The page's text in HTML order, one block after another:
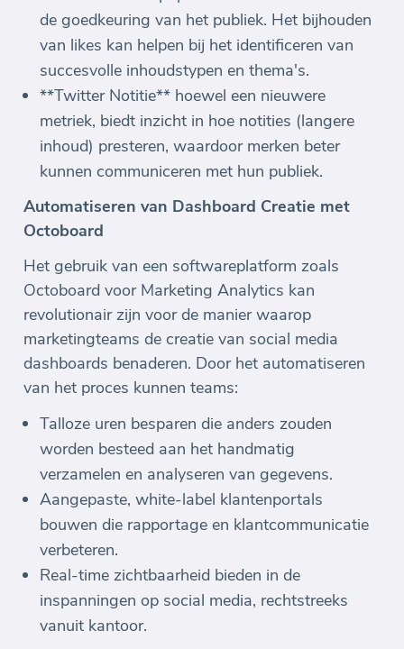
de goedkeuring van het publiek. Het bijhouden
van likes kan helpen bij het identificeren van
succesvolle inhoudstypen en thema's.
**Twitter Notitie** hoewel een nieuwere
metriek, biedt inzicht in hoe notities (langere
inhoud) presteren, waardoor merken beter
kunnen communiceren met hun publiek.
Automatiseren van Dashboard Creatie met
Octoboard
Het gebruik van een softwareplatform zoals
Octoboard voor Marketing Analytics kan
revolutionair zijn voor de manier waarop
marketingteams de creatie van social media
dashboards benaderen. Door het automatiseren
van het proces kunnen teams:
Talloze uren besparen die anders zouden
worden besteed aan het handmatig
verzamelen en analyseren van gegevens.
Aangepaste, white-label klantenportals
bouwen die rapportage en klantcommunicatie
verbeteren.
Real-time zichtbaarheid bieden in de
inspanningen op social media, rechtstreeks
vanuit kantoor.